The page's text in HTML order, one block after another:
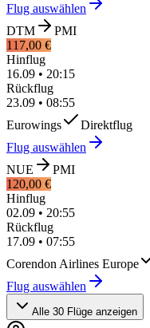
Flug auswählen
DTM
PMI
117,00 €
Hinflug
16.09 • 20:15
Rückflug
23.09 • 08:55
Eurowings
Direktflug
Flug auswählen
NUE
PMI
120,00 €
Hinflug
02.09 • 20:55
Rückflug
17.09 • 07:55
Corendon Airlines Europe
Flug auswählen
Alle 30 Flüge anzeigen